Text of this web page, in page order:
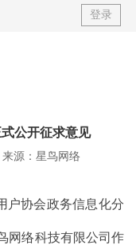
登录
公开征求意见
源：星鸟网络
户协会政务信息化分
网络科技有限公司作